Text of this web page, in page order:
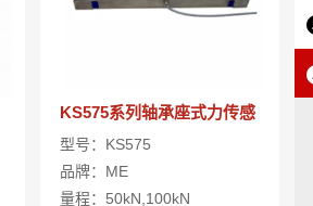
KS575系列轴承座式力传感
器
型号：KS575
品牌：ME
量程：50kN,100kN